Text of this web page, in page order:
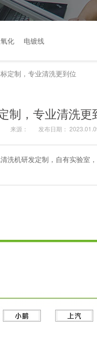
化 电镀线
定制，专业清洗更到位
制，专业清洗更
来源： 发布日期：
洗机研发定制，自有实验室